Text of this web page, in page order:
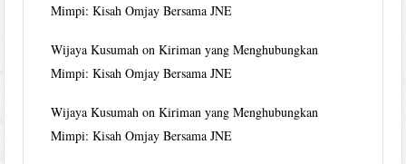
Mimpi: Kisah Omjay Bersama JNE
Wijaya Kusumah onKiriman yang Menghubungkan
Mimpi: Kisah Omjay Bersama JNE
Wijaya Kusumah onKiriman yang Menghubungkan
Mimpi: Kisah Omjay Bersama JNE